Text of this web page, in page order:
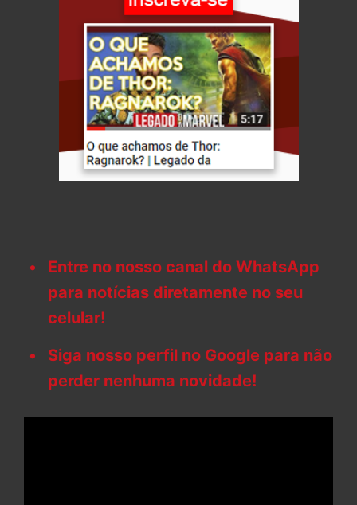
Entre no nosso canal do WhatsApp
para notícias diretamente no seu
celular!
Siga nosso perfil no Google para não
perder nenhuma novidade!